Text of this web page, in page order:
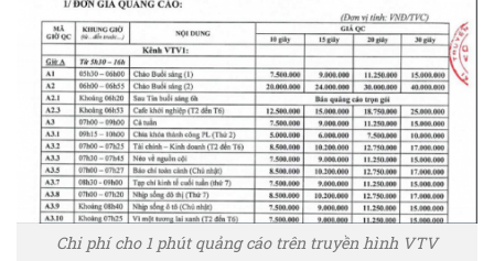
Chi phí cho 1 phút quảng cáo trên truyền hình VTV